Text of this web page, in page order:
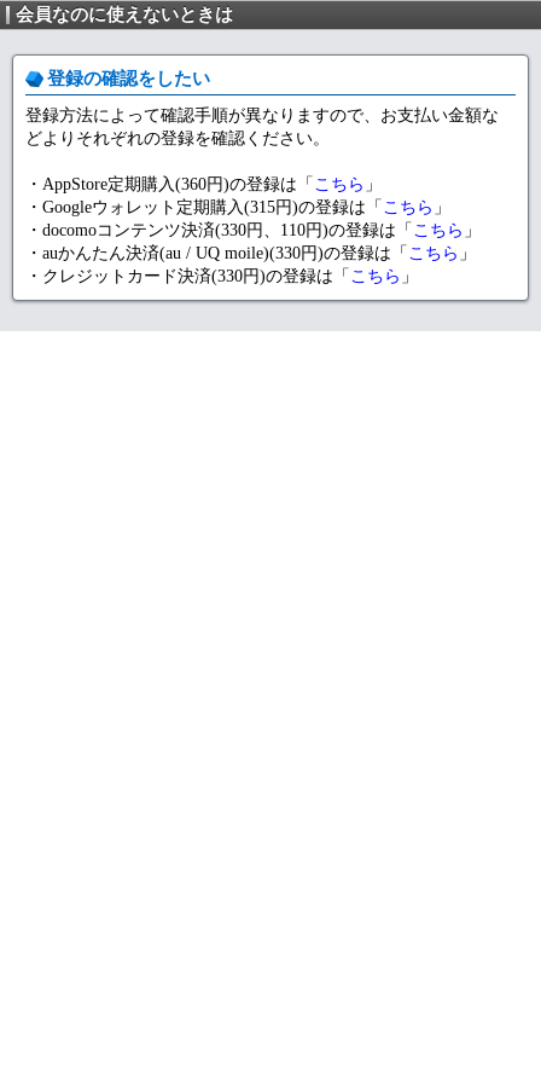
会員なのに使えないときは
登録の確認をしたい
登録方法によって確認手順が異なりますので、お支払い金額な
どよりそれぞれの登録を確認ください。
・AppStore定期購入(360円)の登録は「 こちら 」
・Googleウォレット定期購入(315円)の登録は「 こちら 」
・docomoコンテンツ決済(330円、110円)の登録は「 こちら 」
・auかんたん決済(au / UQ moile)(330円)の登録は「 こちら 」
・クレジットカード決済(330円)の登録は「 こちら 」